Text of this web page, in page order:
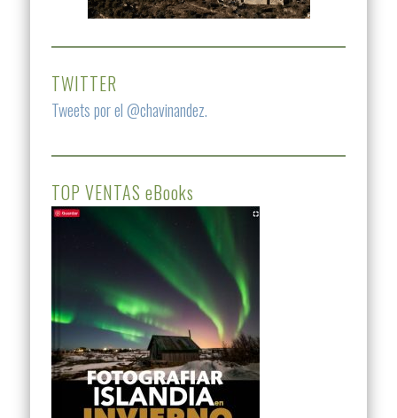
TWITTER
Tweets por el @chavinandez.
TOP VENTAS eBooks